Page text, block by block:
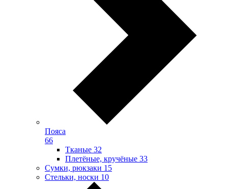
Пояса
66
Тканые 32
Плетёные, кручёные 33
Сумки, рюкзаки 15
Стельки, носки 10